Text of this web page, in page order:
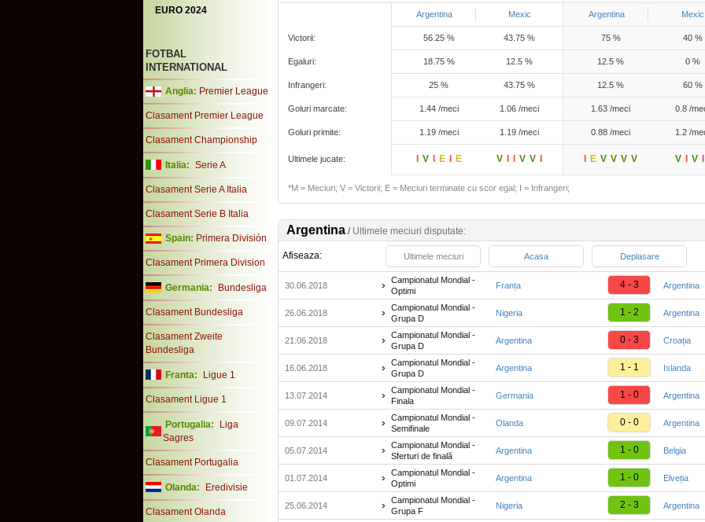
EURO 2024
FOTBAL
INTERNATIONAL
Anglia: Premier League
Clasament Premier League
Clasament Championship
Italia: Serie A
Clasament Serie A Italia
Clasament Serie B Italia
Spain: Primera División
Clasament Primera Division
Germania: Bundesliga
Clasament Bundesliga
Clasament Zweite
Bundesliga
Franta: Ligue 1
Clasament Ligue 1
Portugalia:
Liga
Sagres
Clasament Portugalia
Olanda: Eredivisie
Clasament Olanda
Argentina Mexic Argentina Mexic
Victorii: 56.25 % 43.75 % 75 % 40 %
Egaluri: 18.75 % 12.5 % 12.5 % 0 %
Infrangeri: 25 % 43.75 % 12.5 % 60 %
Goluri marcate: 1.44 /meci 1.06 /meci 1.63 /meci 0.8 /
Goluri primite: 1.19 /meci 1.19 /meci 0.88 /meci 1.2 /
Ultimele jucate: V E E V V V E V V V V V V
*M = Meciuri; V = Victorii; E = Meciuri terminate cu scor egal; I = Infrangeri;
Argentina / Ultimele meciuri disputate:
Afiseaza: Ultimele meciuri Acasa Deplasare
30.06.2018
Campionatul Mondial -
Optimi
Franța 4 - 3 Argentina
26.06.2018
Campionatul Mondial -
Grupa D
Nigeria 1 - 2 Argentina
21.06.2018
Campionatul Mondial -
Grupa D
Argentina 0 - 3 Croația
16.06.2018
Campionatul Mondial -
Grupa D
Argentina 1 - 1 Islanda
13.07.2014
Campionatul Mondial -
Finala
Germania 1 - 0 Argentina
09.07.2014
Campionatul Mondial -
Semifinale
Olanda 0 - 0 Argentina
05.07.2014
Campionatul Mondial -
Sferturi de finală
Argentina 1 - 0 Belgia
01.07.2014
Campionatul Mondial -
Optimi
Argentina 1 - 0 Elveția
25.06.2014
Campionatul Mondial -
Grupa F
Nigeria 2 - 3 Argentina